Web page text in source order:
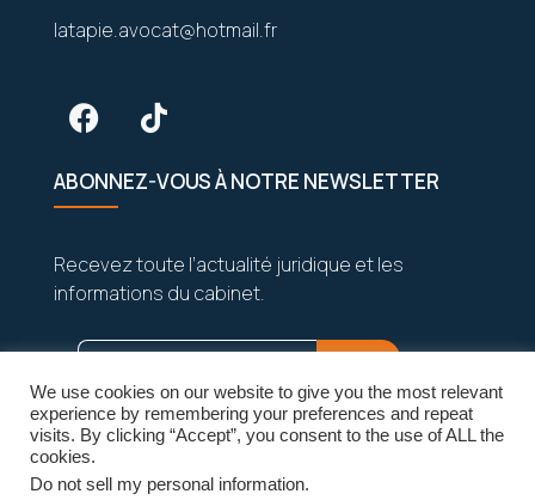
latapie.avocat@hotmail.fr
ABONNEZ-VOUS À NOTRE NEWSLETTER
Recevez toute l’actualité juridique et les
informations du cabinet.
Vos données sont strictement confidentielles
We use cookies on our website to give you the most relevant
experience by remembering your preferences and repeat
visits. By clicking “Accept”, you consent to the use of ALL the
cookies.
Do not sell my personal information.